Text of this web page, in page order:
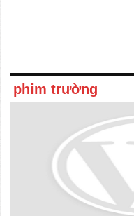
phim trường